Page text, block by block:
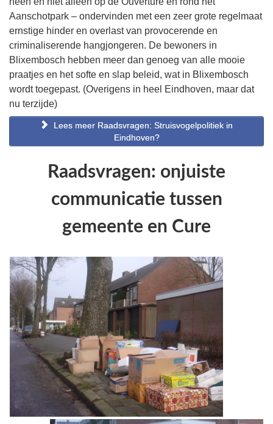
Aanschotpark – ondervinden met een zeer grote regelmaat
ernstige hinder en overlast van provocerende en
criminaliserende hangjongeren. De bewoners in
Blixembosch hebben meer dan genoeg van alle mooie
praatjes en het softe en slap beleid, wat in Blixembosch
wordt toegepast. (Overigens in heel Eindhoven, maar dat
nu terzijde)
Lees meer Raadsvragen: Struisvogelpolitiek in
Eindhoven?
Raadsvragen: onjuiste
communicatie tussen
gemeente en Cure